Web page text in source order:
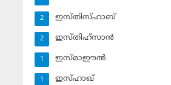
ഇസ്തിസ്ഹാബ്
2
ഇസ്തിഹ്‌സാന്‍
2
ഇസ്മാഈല്‍
1
ഇസ്ഹാഖ്‌
1